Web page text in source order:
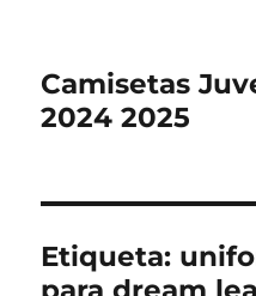
Camisetas
2024 2025
Etiqueta: